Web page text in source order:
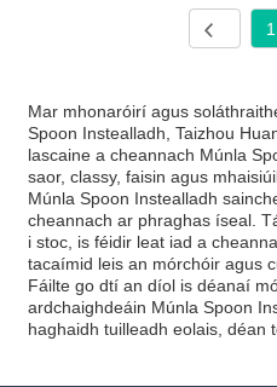
1
Mar mhonaróirí agus
Spoon Instealladh, Taizhou
lascaine a cheannach Múnla
saor, classy, ​​faisin agus
Múnla Spoon Instealladh
cheannach ar phraghas íseal.
i stoc, is féidir leat iad a
tacaímid leis an mórchóir agus
Fáilte go dtí an díol is déanaí
ardchaighdeáin Múnla Spoon
haghaidh tuilleadh eolais, déan